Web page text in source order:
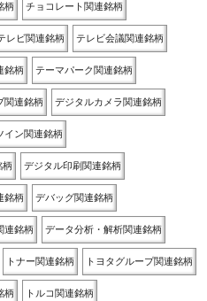
柄 チョコレート関連銘柄
レビ関連銘柄 テレビ会議関連銘柄
銘柄 テーマパーク関連銘柄
関連銘柄 デジタルカメラ関連銘柄
イン関連銘柄
柄 デジタル印刷関連銘柄
銘柄 デバッグ関連銘柄
連銘柄 データ分析・解析関連銘柄
トナー関連銘柄 トヨタグループ関連銘柄
柄 トルコ関連銘柄